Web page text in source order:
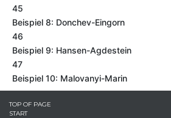
45
Beispiel 8: Donchev-Eingorn
46
Beispiel 9: Hansen-Agdestein
47
Beispiel 10: Malovanyi-Marin
TOP OF PAGE
START